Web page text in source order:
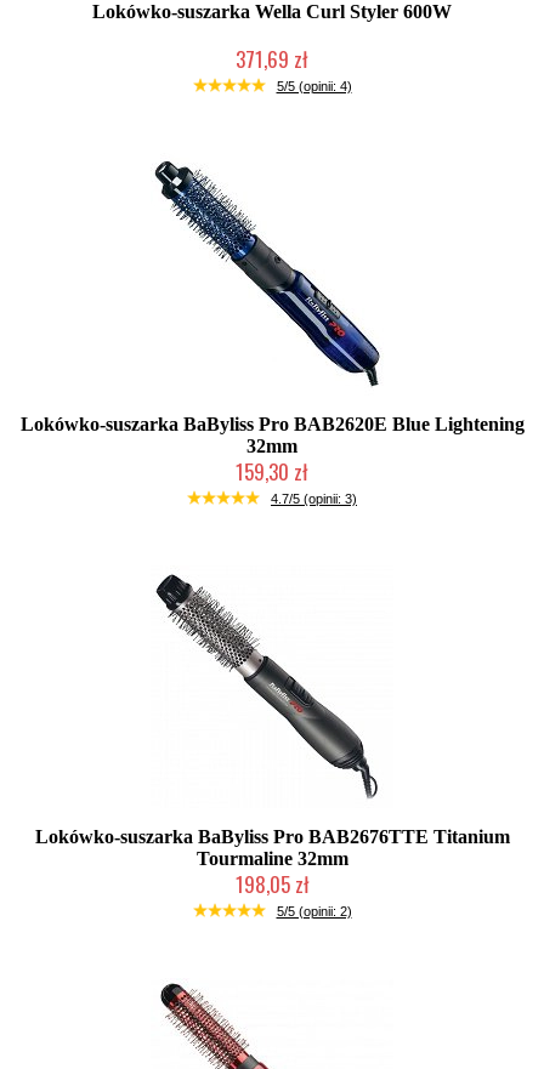
Lokówko-suszarka Wella Curl Styler 600W
371,69 zł
Duża ilość (wysyłka w 24h)
5/5 (opinii: 4)
Lokówko-suszarka BaByliss Pro BAB2620E Blue Lightening
32mm
159,30 zł
Mała ilość (wysyłka w 24h)
4.7/5 (opinii: 3)
Lokówko-suszarka BaByliss Pro BAB2676TTE Titanium
Tourmaline 32mm
198,05 zł
Mała ilość (wysyłka w 24h)
5/5 (opinii: 2)